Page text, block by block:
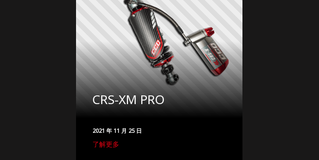
CRS-XM PRO
2021 年 11 月 25 日
了解更多